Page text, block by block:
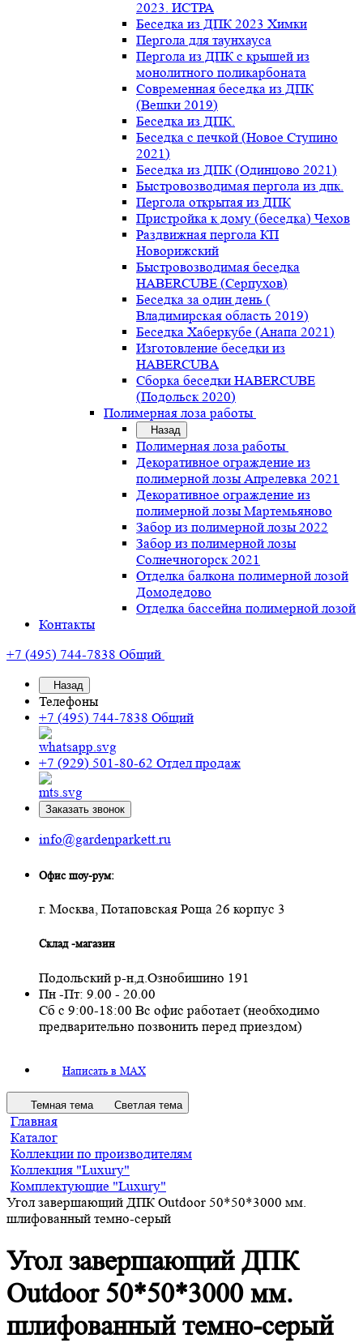
2023. ИСТРА
Беседка из ДПК 2023 Химки
Пергола для таунхауса
Пергола из ДПК с крышей из
монолитного поликарбоната
Современная беседка из ДПК
(Вешки 2019)
Беседка из ДПК.
Беседка с печкой (Новое Ступино
2021)
Беседка из ДПК (Одинцово 2021)
Быстровозводимая пергола из дпк.
Пергола открытая из ДПК
Пристройка к дому (беседка) Чехов
Раздвижная пергола КП
Новорижский
Быстровозводимая беседка
HABERCUBE (Серпухов)
Беседка за один день (
Владимирская область 2019)
Беседка Хаберкубе (Анапа 2021)
Изготовление беседки из
HABERCUBA
Сборка беседки HABERCUBE
(Подольск 2020)
Полимерная лоза работы
Назад
Полимерная лоза работы
Декоративное ограждение из
полимерной лозы Апрелевка 2021
Декоративное ограждение из
полимерной лозы Мартемьяново
Забор из полимерной лозы 2022
Забор из полимерной лозы
Солнечногорск 2021
Отделка балкона полимерной лозой
Домодедово
Отделка бассейна полимерной лозой
Контакты
+7 (495) 744-7838 Общий
Назад
Телефоны
+7 (495) 744-7838 Общий
+7 (929) 501-80-62 Отдел продаж
Заказать звонок
info@gardenparkett.ru
Офис шоу-рум:
г. Москва, Потаповская Роща 26 корпус 3
Склад -магазин
Подольский р-н,д.Ознобишино 191
Пн -Пт: 9.00 - 20.00
Сб с 9:00-18:00 Вс офис работает (необходимо
предварительно позвонить перед приездом)
Написать в MAX
Темная тема Светлая тема
Главная
Каталог
Коллекции по производителям
Коллекция "Luxury"
Комплектующие "Luxury"
Угол завершающий ДПК Outdoor 50*50*3000 мм.
шлифованный темно-серый
Угол завершающий ДПК
Outdoor 50*50*3000 мм.
шлифованный темно-серый